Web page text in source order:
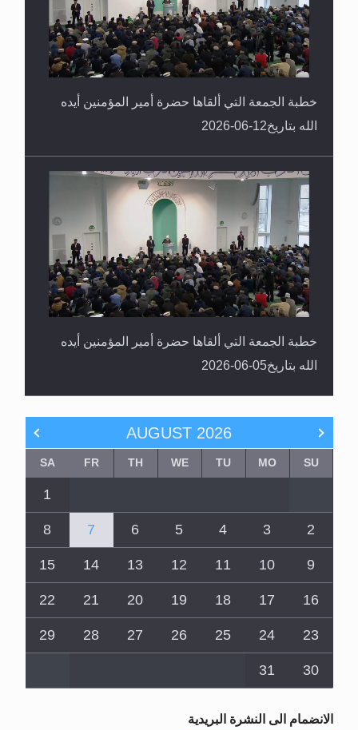
خطبة الجمعة التي ألقاها حضرة أمير المؤمنين أيده
الله بتاريخ12-06-2026
خطبة الجمعة التي ألقاها حضرة أمير المؤمنين أيده
الله بتاريخ05-06-2026
AUGUST 2026
SU
MO
TU
WE
TH
FR
SA
1
2
3
4
5
6
7
8
9
10
11
12
13
14
15
16
17
18
19
20
21
22
23
24
25
26
27
28
29
30
31
الانضمام الى النشرة البريدية